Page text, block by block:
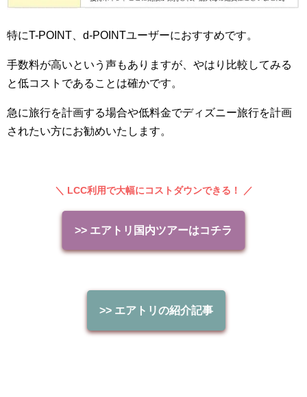
特にT-POINT、d-POINTユーザーにおすすめです。
手数料が高いという声もありますが、やはり比較してみる
と低コストであることは確かです。
急に旅行を計画する場合や低料金でディズニー旅行を計画
されたい方にお勧めいたします。
＼ LCC利用で大幅にコストダウンできる！ ／
>> エアトリ国内ツアーはコチラ
>> エアトリの紹介記事